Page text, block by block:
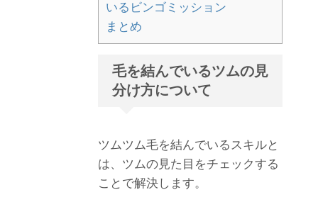
いるビンゴミッション
まとめ
毛を結んでいるツムの見
分け方について
ツムツム毛を結んでいるスキルと
は、ツムの見た目をチェックする
ことで解決します。